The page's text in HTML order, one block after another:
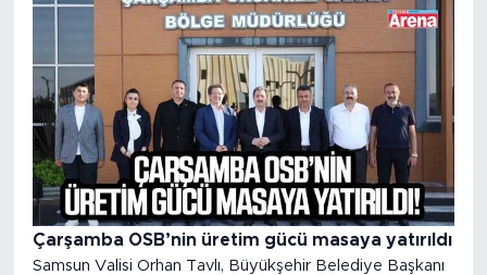
Çarşamba OSB’nin üretim gücü masaya yatırıldı
Samsun Valisi Orhan Tavlı, Büyükşehir Belediye Başkanı